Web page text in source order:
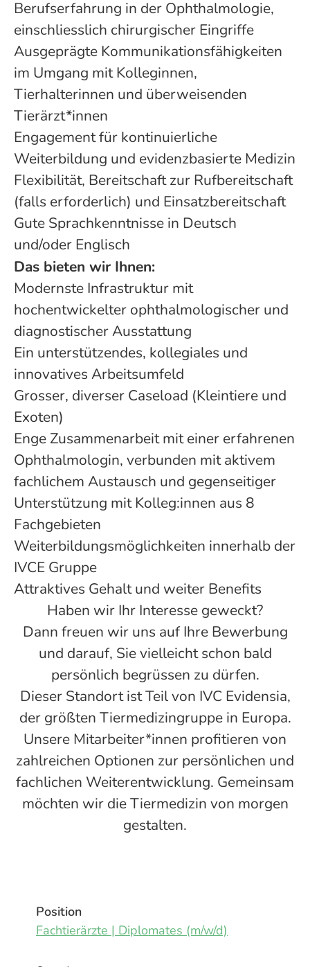
Berufserfahrung in der Ophthalmologie,
einschliesslich chirurgischer Eingriffe
Ausgeprägte Kommunikationsfähigkeiten
im Umgang mit Kolleginnen,
Tierhalterinnen und überweisenden
Tierärzt*innen
Engagement für kontinuierliche
Weiterbildung und evidenzbasierte Medizin
Flexibilität, Bereitschaft zur Rufbereitschaft
(falls erforderlich) und Einsatzbereitschaft
Gute Sprachkenntnisse in Deutsch
und/oder Englisch
Das bieten wir Ihnen:
Modernste Infrastruktur mit
hochentwickelter ophthalmologischer und
diagnostischer Ausstattung
Ein unterstützendes, kollegiales und
innovatives Arbeitsumfeld
Grosser, diverser Caseload (Kleintiere und
Exoten)
Enge Zusammenarbeit mit einer erfahrenen
Ophthalmologin, verbunden mit aktivem
fachlichem Austausch und gegenseitiger
Unterstützung mit Kolleg:innen aus 8
Fachgebieten
Weiterbildungsmöglichkeiten innerhalb der
IVCE Gruppe
Attraktives Gehalt und weiter Benefits
Haben wir Ihr Interesse geweckt?
Dann freuen wir uns auf Ihre Bewerbung
und darauf, Sie vielleicht schon bald
persönlich begrüssen zu dürfen.
Dieser Standort ist Teil von IVC Evidensia,
der größten Tiermedizingruppe in Europa.
Unsere Mitarbeiter*innen profitieren von
zahlreichen Optionen zur persönlichen und
fachlichen Weiterentwicklung. Gemeinsam
möchten wir die Tiermedizin von morgen
gestalten.
Position
Fachtierärzte | Diplomates (m/w/d)